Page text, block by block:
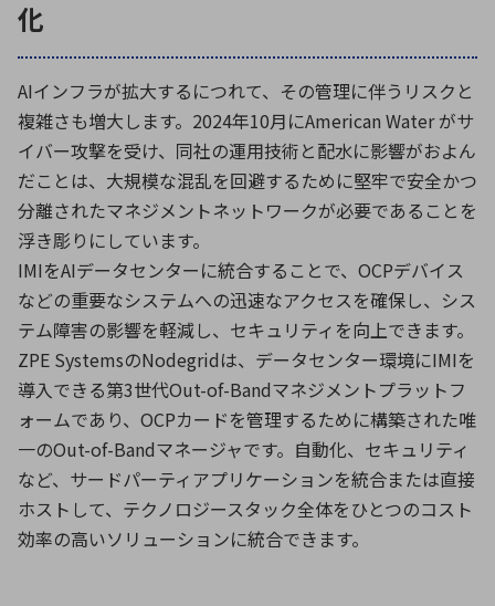
化
AIインフラが拡大するにつれて、その管理に伴うリスクと
複雑さも増大します。2024年10月にAmerican Water がサ
イバー攻撃を受け、同社の運用技術と配水に影響がおよん
だことは、大規模な混乱を回避するために堅牢で安全かつ
分離されたマネジメントネットワークが必要であることを
浮き彫りにしています。
IMIをAIデータセンターに統合することで、OCPデバイス
などの重要なシステムへの迅速なアクセスを確保し、シス
テム障害の影響を軽減し、セキュリティを向上できます。
ZPE SystemsのNodegridは、データセンター環境にIMIを
導入できる第3世代Out-of-Bandマネジメントプラットフ
ォームであり、OCPカードを管理するために構築された唯
一のOut-of-Bandマネージャです。自動化、セキュリティ
など、サードパーティアプリケーションを統合または直接
ホストして、テクノロジースタック全体をひとつのコスト
効率の高いソリューションに統合できます。